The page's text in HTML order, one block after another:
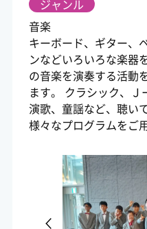
ジャンル
音楽
キーボード、ギター、
ンなどいろいろな楽器
の音楽を演奏する活動
ます。 クラシック、Ｊ
演歌、童謡など、聴い
様々なプログラムをご